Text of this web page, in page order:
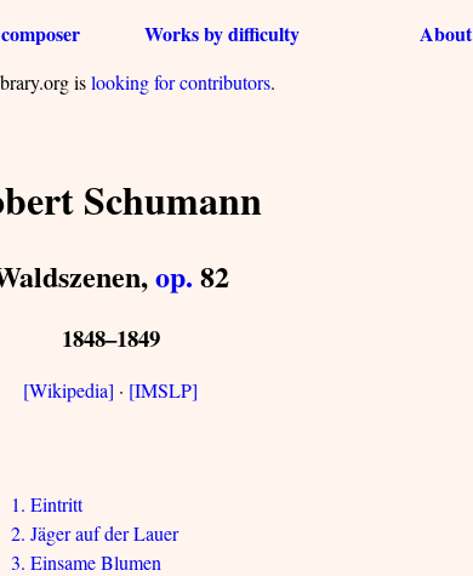
Works by difficulty About
islooking for contributors.
Schumann
op. 82
1848–1849
[Wikipedia] · [IMSLP]
1. Eintritt
2. Jäger auf der Lauer
3. Einsame Blumen